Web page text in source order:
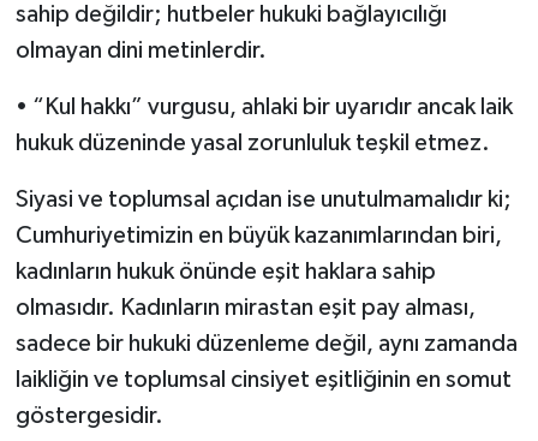
sahip değildir; hutbeler hukuki bağlayıcılığı
olmayan dini metinlerdir.
• “Kul hakkı” vurgusu, ahlaki bir uyarıdır ancak laik
hukuk düzeninde yasal zorunluluk teşkil etmez.
Siyasi ve toplumsal açıdan ise unutulmamalıdır ki;
Cumhuriyetimizin en büyük kazanımlarından biri,
kadınların hukuk önünde eşit haklara sahip
olmasıdır. Kadınların mirastan eşit pay alması,
sadece bir hukuki düzenleme değil, aynı zamanda
laikliğin ve toplumsal cinsiyet eşitliğinin en somut
göstergesidir.